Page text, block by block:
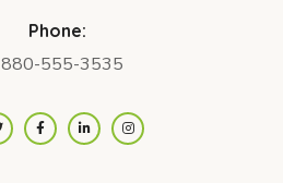
Phone:
880-555-3535